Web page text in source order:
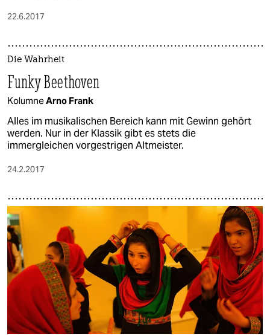
22.6.2017
Die Wahrheit
Funky Beethoven
KolumneArno Frank
Alles im musikalischen Bereich kann mit Gewinn gehört
werden. Nur in der Klassik gibt es stets die
immergleichen vorgestrigen Altmeister.
24.2.2017